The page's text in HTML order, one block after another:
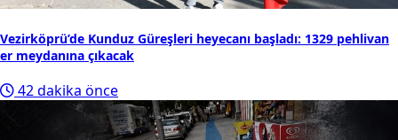
Vezirköprü’de Kunduz Güreşleri heyecanı başladı: 1329 pehlivan
er meydanına çıkacak
42 dakika önce